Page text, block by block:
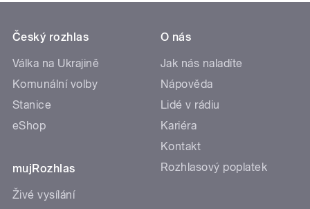
Český rozhlas
Válka na Ukrajině
Komunální volby
Stanice
eShop
mujRozhlas
Živé vysílání
O nás
Jak nás naladíte
Nápověda
Lidé v rádiu
Kariéra
Kontakt
Rozhlasový poplatek